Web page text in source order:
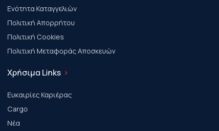
Ενότητα Καταγγελιών
Πολιτική Απορρήτου
Πολιτική Cookies
Πολιτική Μεταφοράς Αποσκευών
Χρήσιμα Links
Ευκαιρίες Καριέρας
Cargo
Νέα